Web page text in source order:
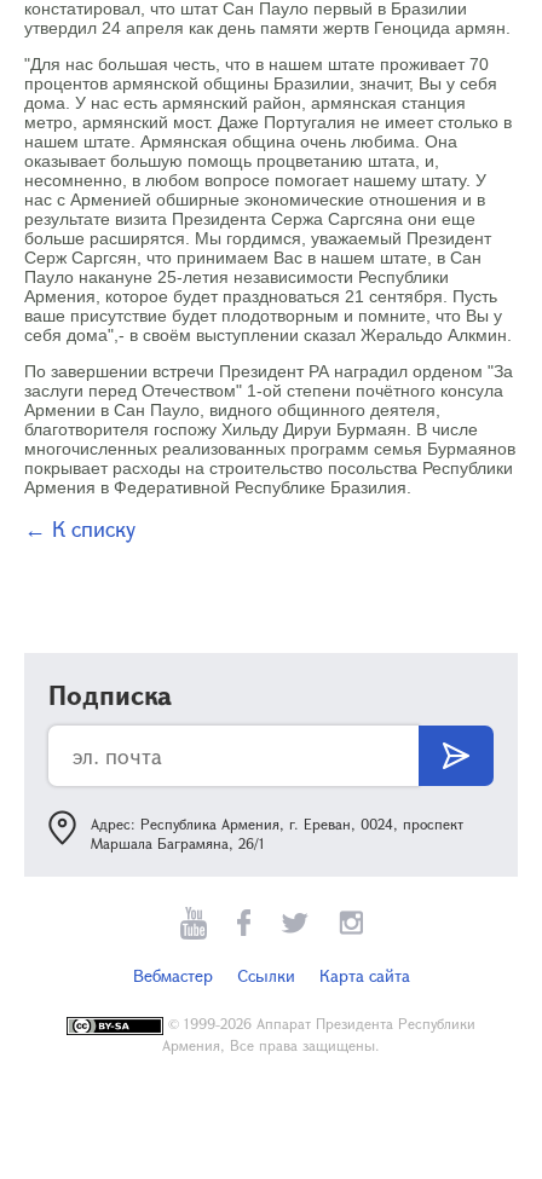
констатировал, что штат Сан Пауло первый в Бразилии
утвердил 24 апреля как день памяти жертв Геноцида армян.
"Для нас большая честь, что в нашем штате проживает 70
процентов армянской общины Бразилии, значит, Вы у себя
дома. У нас есть армянский район, армянская станция
метро, армянский мост. Даже Португалия не имеет столько в
нашем штате. Армянская община очень любима. Она
оказывает большую помощь процветанию штата, и,
несомненно, в любом вопросе помогает нашему штату. У
нас с Арменией обширные экономические отношения и в
результате визита Президента Сержа Саргсяна они еще
больше расширятся. Мы гордимся, уважаемый Президент
Серж Саргсян, что принимаем Вас в нашем штате, в Сан
Пауло накануне 25-летия независимости Республики
Армения, которое будет праздноваться 21 сентября. Пусть
ваше присутствие будет плодотворным и помните, что Вы у
себя дома",- в своём выступлении сказал Жеральдо Алкмин.
По завершении встречи Президент РА наградил орденом "За
заслуги перед Отечеством" 1-ой степени почётного консула
Армении в Сан Пауло, видного общинного деятеля,
благотворителя госпожу Хильду Дируи Бурмаян. В числе
многочисленных реализованных программ семья Бурмаянов
покрывает расходы на строительство посольства Республики
Армения в Федеративной Республике Бразилия.
← К списку
Подписка
Адрес: Республика Армения, г. Ереван, 0024, проспект
Маршала Баграмяна, 26/1
Вебмастер Ссылки Карта сайта
© 1999-2026 Аппарат Президента Республики
Армения, Все права защищены.